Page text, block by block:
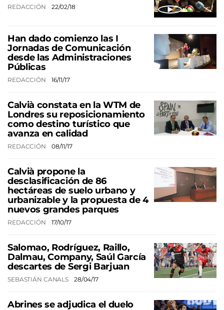
REDACCIÓN 22/02/18
Han dado comienzo las I
Jornadas de Comunicación
desde las Administraciones
Públicas
REDACCIÓN 16/11/17
Calvià constata en la WTM de
Londres su reposicionamiento
como destino turístico que
avanza en calidad
REDACCIÓN 08/11/17
Calvià propone la
desclasificación de 86
hectáreas de suelo urbano y
urbanizable y la propuesta de 4
nuevos grandes parques
REDACCIÓN 17/10/17
Salomao, Rodríguez, Raillo,
Dalmau, Company, Saúl García
descartes de Sergi Barjuan
SEBASTIÁN CANALS 28/04/17
Abrines se adjudica el duelo